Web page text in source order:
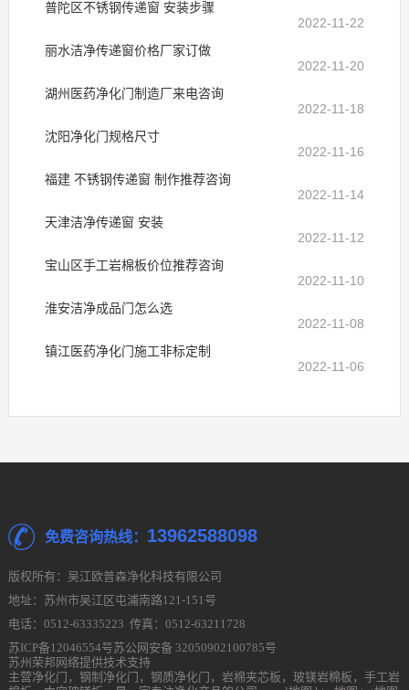
普陀区不锈钢传递窗 安装步骤
2022-11-22
丽水洁净传递窗价格厂家订做
2022-11-20
湖州医药净化门制造厂来电咨询
2022-11-18
沈阳净化门规格尺寸
2022-11-16
福建 不锈钢传递窗 制作推荐咨询
2022-11-14
天津洁净传递窗 安装
2022-11-12
宝山区手工岩棉板价位推荐咨询
2022-11-10
淮安洁净成品门怎么选
2022-11-08
镇江医药净化门施工非标定制
2022-11-06
免费咨询热线： 13962588098
版权所有：吴江欧普森净化科技有限公司
地址：苏州市吴江区屯浦南路121-151号
电话：0512-63335223 传真：0512-63211728
苏ICP备12046554号苏公网安备 32050902100785号
苏州荣邦网络提供技术支持
主营净化门 ， 钢制净化门 ， 钢质净化门 ， 岩棉夹芯板 ， 玻镁岩棉板 ， 手工岩